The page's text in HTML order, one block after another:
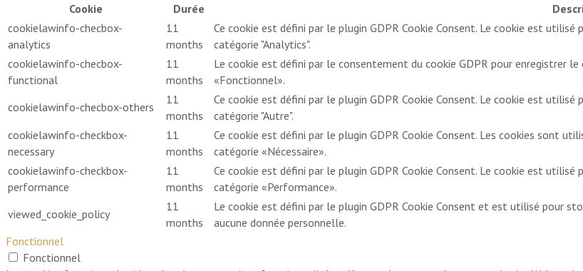
Cookie
Durée
cookielawinfo-checbox-
analytics
11
months
Ce cookie est défini par le plugin GDPR Cookie Consent. Le cookie est
catégorie "Analytics".
cookielawinfo-checbox-
functional
11
months
Le cookie est défini par le consentement du cookie GDPR pour enregistrer
«Fonctionnel».
cookielawinfo-checbox-others
11
months
Ce cookie est défini par le plugin GDPR Cookie Consent. Le cookie est
catégorie "Autre".
cookielawinfo-checkbox-
necessary
11
months
Ce cookie est défini par le plugin GDPR Cookie Consent. Les cookies sont
catégorie «Nécessaire».
cookielawinfo-checkbox-
performance
11
months
Ce cookie est défini par le plugin GDPR Cookie Consent. Le cookie est
catégorie «Performance».
viewed_cookie_policy
11
months
Le cookie est défini par le plugin GDPR Cookie Consent et est utilisé pour
aucune donnée personnelle.
Fonctionnel
Fonctionnel